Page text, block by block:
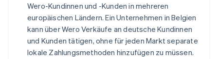
Wero-Kundinnen und -Kunden in mehreren
europäischen Ländern. Ein Unternehmen in Belgien
kann über Wero Verkäufe an deutsche Kundinnen
und Kunden tätigen, ohne für jeden Markt separate
lokale Zahlungsmethoden hinzufügen zu müssen.